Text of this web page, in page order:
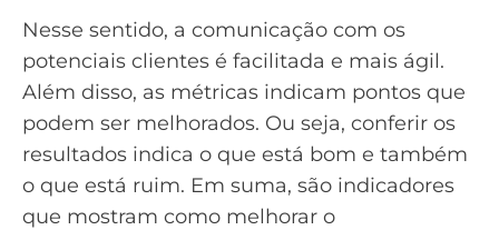
Nesse sentido, a comunicação com os
potenciais clientes é facilitada e mais ágil.
Além disso, as métricas indicam pontos que
podem ser melhorados. Ou seja, conferir os
resultados indica o que está bom e também
o que está ruim. Em suma, são indicadores
que mostram como melhorar o